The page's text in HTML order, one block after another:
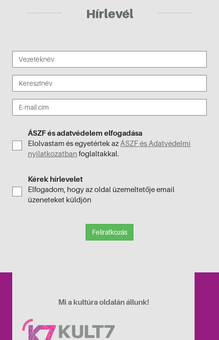
alkalmából!
Hírlevél
ÁSZF és adatvédelem elfogadása
Elolvastam és egyetértek az ÁSZF és Adatvédelmi
nyilatkozatban foglaltakkal.
Kérek hírlevelet
Elfogadom, hogy az oldal üzemeltetője email
üzeneteket küldjön
Feliratkozás
Mi a kultúra oldalán állunk!